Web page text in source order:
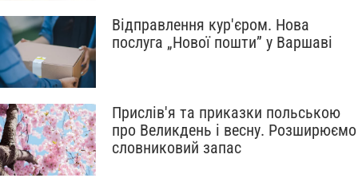
Відправлення кур'єром. Нова
послуга „Нової пошти” у Варшаві
Прислів'я та приказки польською
про Великдень і весну. Розширюємо
словниковий запас